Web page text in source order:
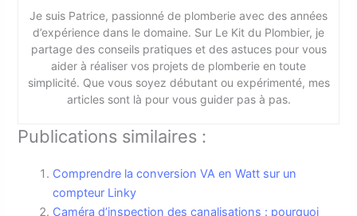
Je suis Patrice, passionné de plomberie avec des années
d’expérience dans le domaine. Sur Le Kit du Plombier, je
partage des conseils pratiques et des astuces pour vous
aider à réaliser vos projets de plomberie en toute
simplicité. Que vous soyez débutant ou expérimenté, mes
articles sont là pour vous guider pas à pas.
Publications similaires :
Comprendre la conversion VA en Watt sur un
compteur Linky
Caméra d’inspection des canalisations : pourquoi